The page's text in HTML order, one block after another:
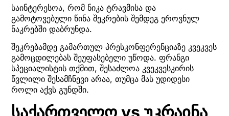
საინტერესოა, რომ ნიკა ტრავმისა და
გამოტოვებული წინა შეკრების შემდეგ ეროვნულ
ნაკრებში დაბრუნდა.
შეკრებამდე გამართულ პრესკონფერენციაზე კვეკვეს
გამოცდილებას შეუფასებელი უწოდა. ფრანგი
სპეციალისტის თქმით, შესაძლოა კვეკვესკირის
წვლილი შესამჩნევი არაა, თუმცა მას უდიდესი
როლი აქვს გუნდში.